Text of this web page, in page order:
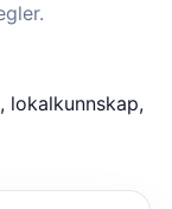
lokalkunnskap,